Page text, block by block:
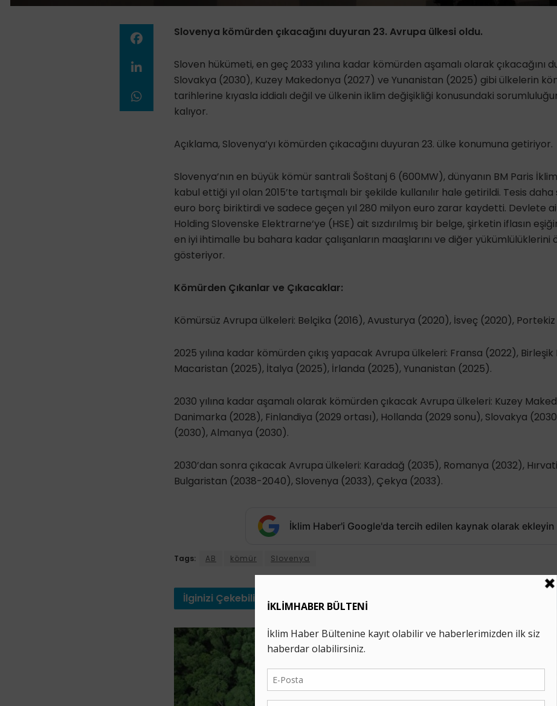
Slovenya kömürden çıkacağını duyuran 23. Avrupa ülkesi oldu.
Sloven hükümeti, en geç 2033 yılına kadar kömürden aşamalı olarak çıkacağını
Slovakya (2030), Kuzey Makedonya (2027) ve Yunanistan (2025) gibi ülkelerin
tarihlerine kıyasla iddialı değil ve ülkenin iklim değişikliği konusundaki
kalıyor.
Açıklama, Slovenya’yı kömürden çıkacağını duyuran 23. ülke konumuna getiriyor.
Slovenya’nın en büyük kömür santrali Šoštanj 6 (600MW), dünyanın BM Paris İklim
kabul ettiği yıl olan 2015’te tartışmalı bir şekilde kullanılır hale getirildi. Tesis
euro borç biriktirdi ve sadece geçen yıl 280 milyon euro zarar kaydetti. Devlete
Holding Slovenske Elektrarne‘ye (HSE) ait sızdırılmış bir belge, şirketin iflasın
en iyi ihtimalle bu bahara kadar çalışanların maaşlarını ve diğer yükümlülüklerini
gösteriyor.
Kömürden Çıkanlar ve Çıkacaklar:
Kömürsüz Avrupa ülkeleri: Belçika (2016), Avusturya (2020), İsveç (2020), Portekiz
2025 yılına kadar kömürden çıkış yapacak Avrupa ülkeleri: Fransa (2022), Birleşik
Macaristan (2025), İtalya (2025), İrlanda (2025), Yunanistan (2025).
2030 yılına kadar aşamalı olarak kömürden çıkacak Avrupa ülkeleri: Kuzey
Danimarka (2028), Finlandiya (2029 ortası), Hollanda (2029 sonu), Slovakya
(2030), Almanya (2030).
2030’dan sonra çıkacak Avrupa ülkeleri: Karadağ (2035), Romanya (2032),
Bulgaristan (2038-2040), Slovenya (2033), Çekya (2033).
İklim Haber'i Google'da tercih edilen kaynak olarak ekleyin
Tags: AB kömür Slovenya
İlginizi Çekebilir